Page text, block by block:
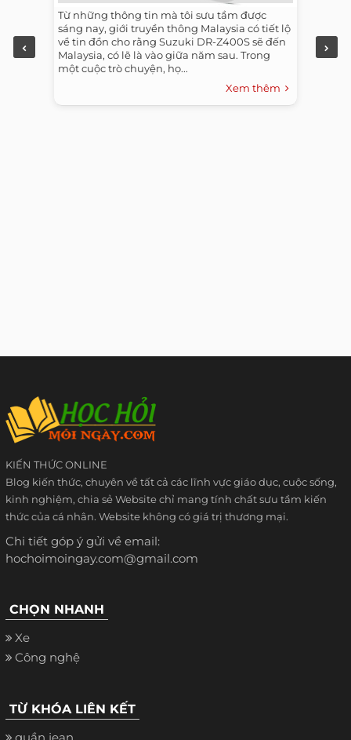
Từ những thông tin mà tôi sưu tầm được
sáng nay, giới truyền thông Malaysia có tiết lộ
về tin đồn cho rằng Suzuki DR-Z400S sẽ đến
Malaysia, có lẽ là vào giữa năm sau. Trong
một cuộc trò chuyện, họ...
Xem thêm
KIẾN THỨC ONLINE
Blog kiến thức, chuyên về tất cả các lĩnh vực giáo dục, cuộc sống,
kinh nghiệm, chia sẻ Website chỉ mang tính chất sưu tầm kiến
thức của cá nhân. Website không có giá trị thương mại.
Chi tiết góp ý gửi về email:
hochoimoingay.com@gmail.com
CHỌN NHANH
Xe
Công nghệ
TỪ KHÓA LIÊN KẾT
quần jean